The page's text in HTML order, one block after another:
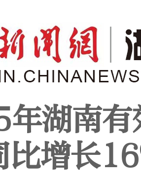
湖南有
增长